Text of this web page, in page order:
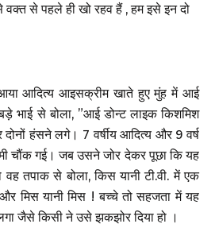
से पहले ही खो रहव हैं , हम इसे इन दो
आदित्य आइसक्रीम खाते हुए मुंह में आई
भाई से बोला, ”आई डोन्ट लाइक किशमिश
हंसने लगे। 7 वर्षीय आदित्य और 9 वर्ष
चौंक गई। जब उसने जोर देकर पूछा कि यह
तपाक से बोला, किस यानी टी.वी. में एक
मिस यानी मिस ! बच्चे तो सहजता में यह
जैसे किसी ने उसे झकझोर दिया हो ।